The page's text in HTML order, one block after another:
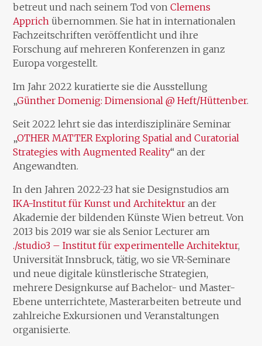
betreut und nach seinem Tod vonClemens
Apprich übernommen. Sie hat in internationalen
Fachzeitschriften veröffentlicht und ihre
Forschung auf mehreren Konferenzen in ganz
Europa vorgestellt.
Im Jahr 2022 kuratierte sie die Ausstellung
„Günther Domenig: Dimensional @ Heft/Hüttenber.
Seit 2022 lehrt sie das interdisziplinäre Seminar
„OTHER MATTER Exploring Spatial and Curatorial
Strategies with Augmented Reality“ an der
Angewandten.
In den Jahren 2022-23 hat sie Designstudios am
IKA-Institut für Kunst und Architektur an der
Akademie der bildenden Künste Wien betreut. Von
2013 bis 2019 war sie als Senior Lecturer am
./studio3 – Institut für experimentelle Architektur,
Universität Innsbruck, tätig, wo sie VR-Seminare
und neue digitale künstlerische Strategien,
mehrere Designkurse auf Bachelor- und Master-
Ebene unterrichtete, Masterarbeiten betreute und
zahlreiche Exkursionen und Veranstaltungen
organisierte.